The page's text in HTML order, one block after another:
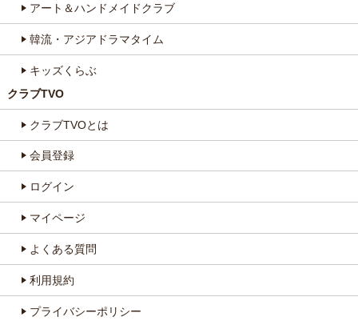
アート＆ハンドメイドクラブ
韓流・アジアドラマタイム
キッズくらぶ
クラブTVO
クラブTVOとは
会員登録
ログイン
マイページ
よくある質問
利用規約
プライバシーポリシー